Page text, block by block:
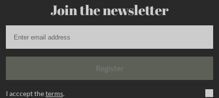
Join the newsletter
Register
I acccept theterms.